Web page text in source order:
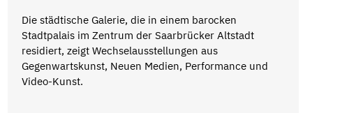
Die städtische Galerie, die in einem barocken
Stadtpalais im Zentrum der Saarbrücker Altstadt
residiert, zeigt Wechselausstellungen aus
Gegenwartskunst, Neuen Medien, Performance und
Video-Kunst.